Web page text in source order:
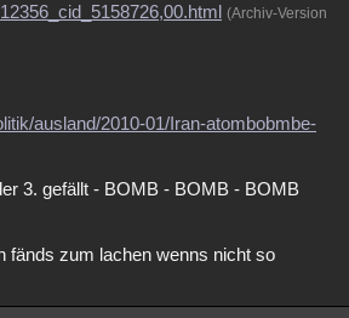
(Archiv-Version
ausland/2010-01/Iran-atombobmbe-
3. gefällt - BOMB - BOMB - BOMB
fänds zum lachen wenns nicht so